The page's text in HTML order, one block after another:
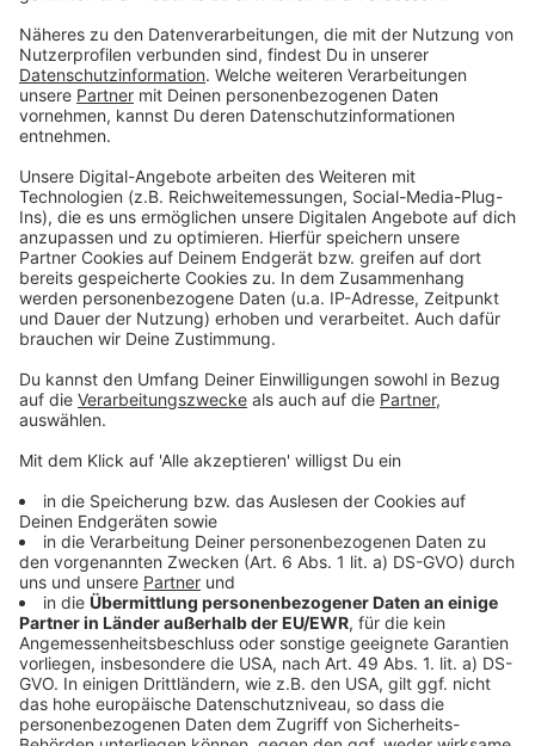
begonnen. Da hatte ich dann irgendwie 20 25
Fragen dastehen, die ich mir stelle, bevor ich ein
neues Projekt annehme. Ja, und dann habe ich
eingegrenzt, was davon ist mir am wichtigsten und
erfahrungsgemäß ist es so, dass die Dinge, die dir
zuerst kommen, in der Regel ja auch dann die sind,
die am meisten drücken bzw die am meisten auf die
auf die eigenen Werte undsoweiter einzahlen. Ja,
dass die Methode der simple Rules how du hast da
was Neues gehört und dir vielleicht ein bisschen
Inspiration rausgezogen. Kommen wir zum
Abschluss zum Quick Wine dieser Folge und da
schicke ich dich zu Tetra hin. Ewigkeiten dort Leser
sowohl online als auch offline. Und die haben
veröffentlicht zehn Tipps für mehr Sichtbarkeit bei
Instagram Und üblicherweise wünschen wir uns das
ja auch alle, dass wir dort sichtbar sind, nicht nur
dort und auf den meisten Social Media Kanälen, mit
denen wir unterwegs sind. Hol dir da einfach ein
bisschen Inspiration. Okay, ich muss jetzt dann
nachher gleich aufhören. Furchtbar heute da mit
dem Redefluss. Nichtsdestotrotz wünsche ich dir
eine gute Zeit. Bis zum nächsten Mal. Alles Liebe,
Dein Daniel